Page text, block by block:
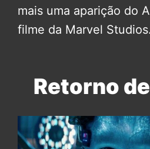
mais uma aparição do
filme da Marvel Studios.
Retorno